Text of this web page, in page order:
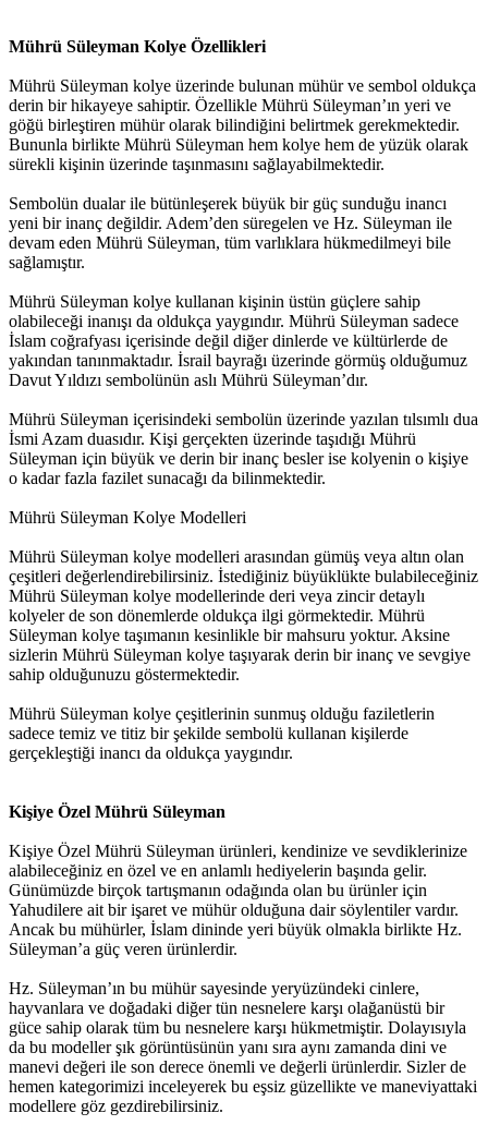
Mührü Süleyman Kolye Özellikleri
Mührü Süleyman kolye üzerinde bulunan mühür ve sembol oldukça
derin bir hikayeye sahiptir. Özellikle Mührü Süleyman’ın yeri ve
göğü birleştiren mühür olarak bilindiğini belirtmek gerekmektedir.
Bununla birlikte Mührü Süleyman hem kolye hem de yüzük olarak
sürekli kişinin üzerinde taşınmasını sağlayabilmektedir.
Sembolün dualar ile bütünleşerek büyük bir güç sunduğu inancı
yeni bir inanç değildir. Adem’den süregelen ve Hz. Süleyman ile
devam eden Mührü Süleyman, tüm varlıklara hükmedilmeyi bile
sağlamıştır.
Mührü Süleyman kolye kullanan kişinin üstün güçlere sahip
olabileceği inanışı da oldukça yaygındır. Mührü Süleyman sadece
İslam coğrafyası içerisinde değil diğer dinlerde ve kültürlerde de
yakından tanınmaktadır. İsrail bayrağı üzerinde görmüş olduğumuz
Davut Yıldızı sembolünün aslı Mührü Süleyman’dır.
Mührü Süleyman içerisindeki sembolün üzerinde yazılan tılsımlı dua
İsmi Azam duasıdır. Kişi gerçekten üzerinde taşıdığı Mührü
Süleyman için büyük ve derin bir inanç besler ise kolyenin o kişiye
o kadar fazla fazilet sunacağı da bilinmektedir.
Mührü Süleyman Kolye Modelleri
Mührü Süleyman kolye modelleri arasından gümüş veya altın olan
çeşitleri değerlendirebilirsiniz. İstediğiniz büyüklükte bulabileceğiniz
Mührü Süleyman kolye modellerinde deri veya zincir detaylı
kolyeler de son dönemlerde oldukça ilgi görmektedir. Mührü
Süleyman kolye taşımanın kesinlikle bir mahsuru yoktur. Aksine
sizlerin Mührü Süleyman kolye taşıyarak derin bir inanç ve sevgiye
sahip olduğunuzu göstermektedir.
Mührü Süleyman kolye çeşitlerinin sunmuş olduğu faziletlerin
sadece temiz ve titiz bir şekilde sembolü kullanan kişilerde
gerçekleştiği inancı da oldukça yaygındır.
Kişiye Özel Mührü Süleyman
Kişiye Özel Mührü Süleyman ürünleri, kendinize ve sevdiklerinize
alabileceğiniz en özel ve en anlamlı hediyelerin başında gelir.
Günümüzde birçok tartışmanın odağında olan bu ürünler için
Yahudilere ait bir işaret ve mühür olduğuna dair söylentiler vardır.
Ancak bu mühürler, İslam dininde yeri büyük olmakla birlikte Hz.
Süleyman’a güç veren ürünlerdir.
Hz. Süleyman’ın bu mühür sayesinde yeryüzündeki cinlere,
hayvanlara ve doğadaki diğer tün nesnelere karşı olağanüstü bir
güce sahip olarak tüm bu nesnelere karşı hükmetmiştir. Dolayısıyla
da bu modeller şık görüntüsünün yanı sıra aynı zamanda dini ve
manevi değeri ile son derece önemli ve değerli ürünlerdir. Sizler de
hemen kategorimizi inceleyerek bu eşsiz güzellikte ve maneviyattaki
modellere göz gezdirebilirsiniz.